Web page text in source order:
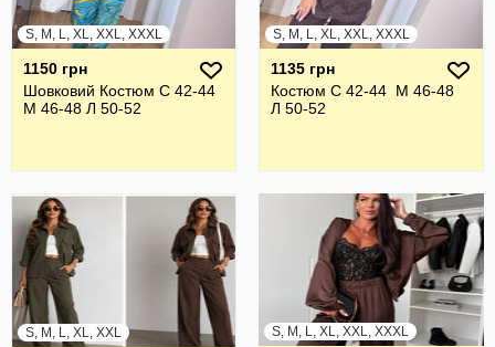
S, M, L, XL, XXL, XXXL
1150 грн
Шовковий Костюм С 42-44
М 46-48 Л 50-52
S, M, L, XL, XXL, XXXL
1135 грн
Костюм С 42-44 М 46-48
Л 50-52
S, M, L, XL, XXL S, M, L, XL, XXL, XXXL